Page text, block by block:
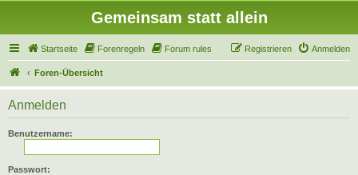
Gemeinsam statt allein
Startseite Forenregeln Forum rules Anmelden
Registrieren
Foren-Übersicht
Anmelden
Benutzername:
Passwort: